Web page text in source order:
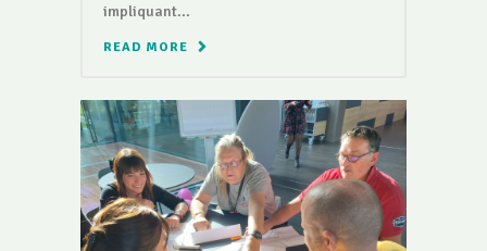
impliquant...
READ MORE